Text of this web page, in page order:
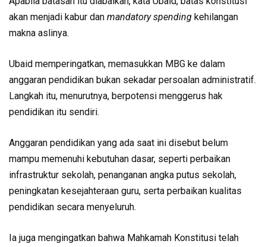
akan menjadi kabur dan mandatory spending kehilangan
makna aslinya.
Ubaid memperingatkan, memasukkan MBG ke dalam
anggaran pendidikan bukan sekadar persoalan administratif.
Langkah itu, menurutnya, berpotensi menggerus hak
pendidikan itu sendiri.
Anggaran pendidikan yang ada saat ini disebut belum
mampu memenuhi kebutuhan dasar, seperti perbaikan
infrastruktur sekolah, penanganan angka putus sekolah,
peningkatan kesejahteraan guru, serta perbaikan kualitas
pendidikan secara menyeluruh.
Ia juga mengingatkan bahwa Mahkamah Konstitusi telah